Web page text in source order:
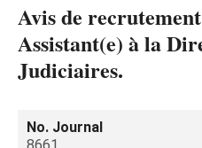
Avis de
Assistant(e) à la
Judiciaires.
No. Journal